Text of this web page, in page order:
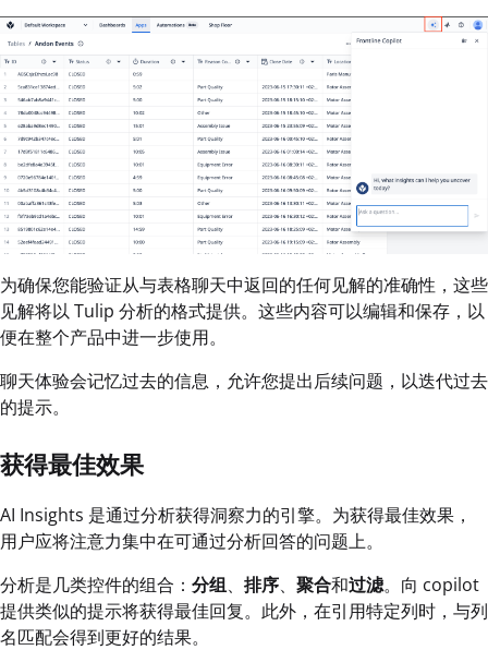
为确保您能验证从与表格聊天中返回的任何见解的准确性，这些
见解将以 Tulip 分析的格式提供。这些内容可以编辑和保存，以
便在整个产品中进一步使用。
聊天体验会记忆过去的信息，允许您提出后续问题，以迭代过去
的提示。
获得最佳效果
AI Insights 是通过分析获得洞察力的引擎。为获得最佳效果，
用户应将注意力集中在可通过分析回答的问题上。
分析是几类控件的组合： 分组、 排序、 聚合和过滤。向 copilot
提供类似的提示将获得最佳回复。此外，在引用特定列时，与列
名匹配会得到更好的结果。